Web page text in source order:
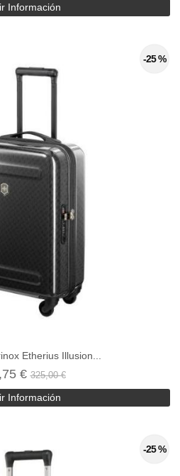
Información
-25 %
Etherius Illusion...
€325,00 €
Información
-25 %